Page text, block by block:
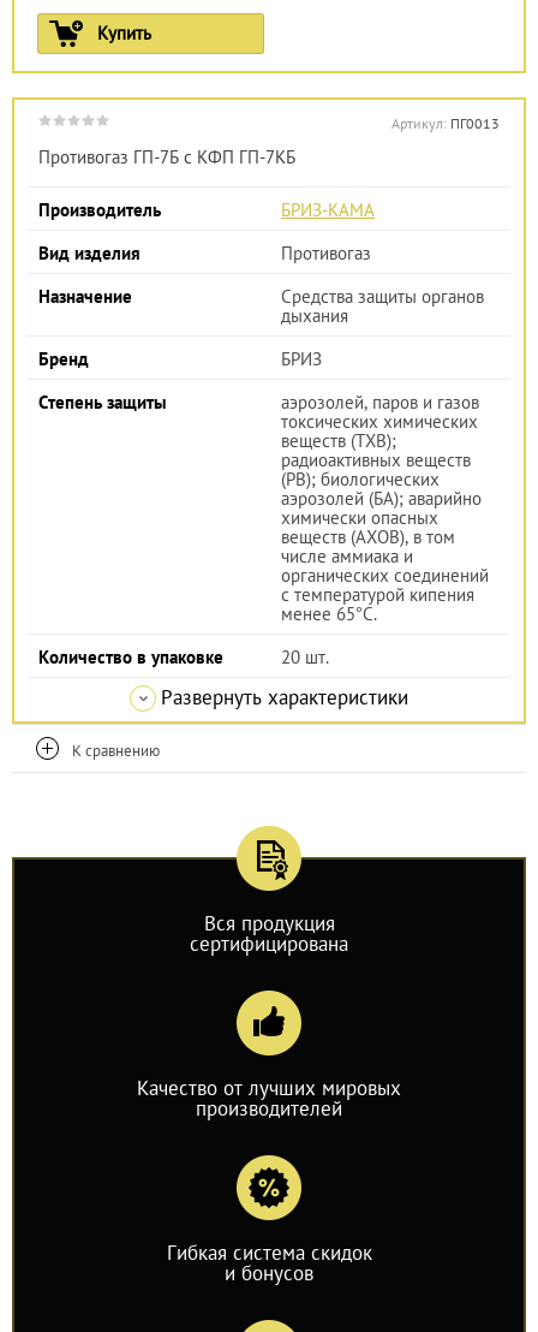
Купить
Артикул: ПГ0013
Противогаз ГП-7Б с КФП ГП-7КБ
Производитель
БРИЗ-КАМА
Вид изделия
Противогаз
Назначение
Средства защиты органов
дыхания
Бренд
БРИЗ
Степень защиты
аэрозолей, паров и газов
токсических химических
веществ (ТХВ);
радиоактивных веществ
(РВ); биологических
аэрозолей (БА); аварийно
химически опасных
веществ (АХОВ), в том
числе аммиака и
органических соединений
с температурой кипения
менее 65°С.
Количество в упаковке
20 шт.
Развернуть характеристики
К сравнению
Вся продукция
сертифицирована
Качество от лучших мировых
производителей
Гибкая система скидок
и бонусов